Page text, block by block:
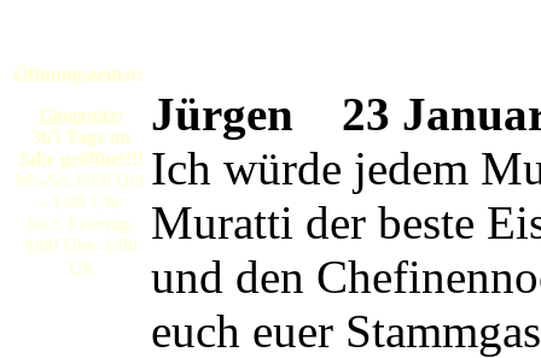
Öffnungszeiten:
Gloggnitz:
365 Tage im
Jahr geöffnet!!!
Mo-Sa: 8:00 Uhr
- 1:00 Uhr
So + Feiertag:
9:00 Uhr- 1:00
Uh
Jürgen
23
Ich würde jedem
Muratti der beste
und den
euch euer